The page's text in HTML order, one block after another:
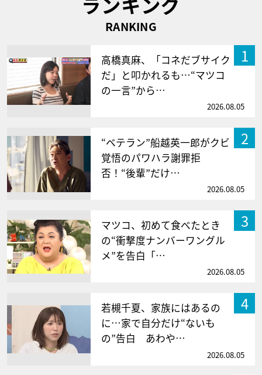
RANKING
1
高橋真麻、「コネだブサイク
だ」と叩かれるも…“マツコ
の一言”から…
2026.08.05
2
“ベテラン”船越英一郎がクビ
覚悟のパワハラ謝罪拒
否！“後輩”だけ…
2026.08.05
3
マツコ、初めて食べたとき
の“衝撃度ナンバーワングル
メ”を告白「…
2026.08.05
4
若槻千夏、家族にはあるの
に…家で自分だけ“ないも
の”告白 あわや…
2026.08.05